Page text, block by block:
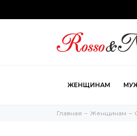
ЖЕНЩИНАМ
Главная Женщинам